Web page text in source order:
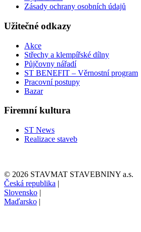
Zásady ochrany osobních údajů
Užitečné odkazy
Akce
Střechy a klempířské dílny
Půjčovny nářadí
ST BENEFIT – Věrnostní program
Pracovní postupy
Bazar
Firemní kultura
ST News
Realizace staveb
© 2026 STAVMAT STAVEBNINY a.s.
Česká republika |
Slovensko |
Maďarsko |